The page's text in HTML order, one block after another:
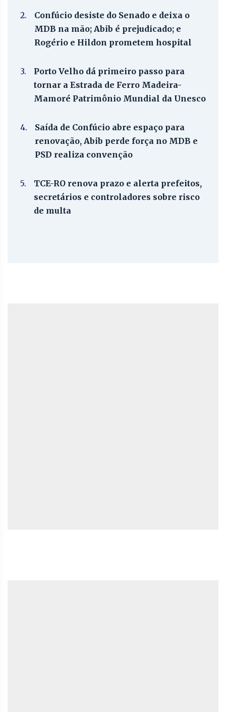
2.
Confúcio desiste do Senado e deixa o
MDB na mão; Abib é prejudicado; e
Rogério e Hildon prometem hospital
3.
Porto Velho dá primeiro passo para
tornar a Estrada de Ferro Madeira-
Mamoré Patrimônio Mundial da Unesco
4.
Saída de Confúcio abre espaço para
renovação, Abib perde força no MDB e
PSD realiza convenção
5.
TCE-RO renova prazo e alerta prefeitos,
secretários e controladores sobre risco
de multa